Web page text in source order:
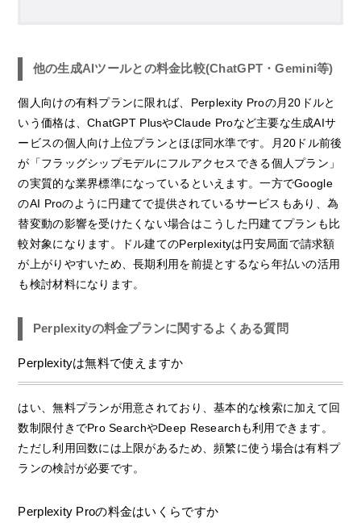
他の生成AIツールとの料金比較(ChatGPT・Gemini等)
個人向けの有料プランに限れば、Perplexity Proの月20ドルと
いう価格は、ChatGPT PlusやClaude Proなど主要な生成AIサ
ービスの個人向け上位プランとほぼ同水準です。月20ドル前後
が「フラッグシップモデルにフルアクセスできる個人プラン」
の実質的な業界標準になっているといえます。一方でGoogle
のAI Proのように円建てで提供されているサービスもあり、為
替変動の影響を受けたくない場合はこうした円建てプランも比
較対象になります。ドル建てのPerplexityは円安局面で請求額
が上がりやすいため、長期利用を前提とするなら年払いの活用
も検討材料になります。
Perplexityの料金プランに関するよくある質問
Perplexityは無料で使えますか
はい、無料プランが用意されており、基本的な検索に加えて回
数制限付きでPro SearchやDeep Researchも利用できます。
ただし利用回数には上限があるため、頻繁に使う場合は有料プ
ランの検討が必要です。
Perplexity Proの料金はいくらですか